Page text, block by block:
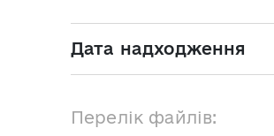
Дата надходження
Перелік файлів: